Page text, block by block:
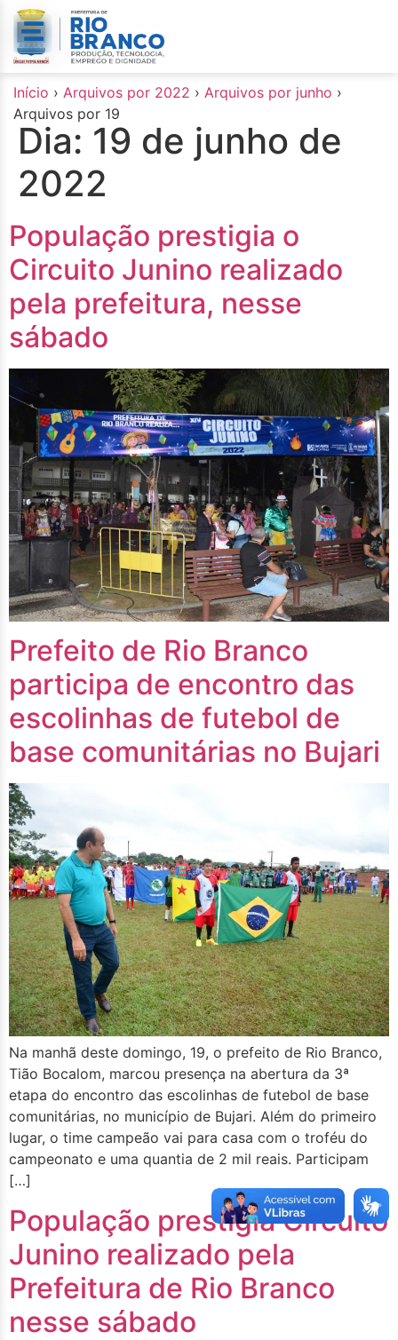
conteúdo
Início › Arquivos por 2022 › Arquivos por junho ›
Arquivos por 19
Dia: 19 de junho de
2022
População prestigia o
Circuito Junino realizado
pela prefeitura, nesse
sábado
Prefeito de Rio Branco
participa de encontro das
escolinhas de futebol de
base comunitárias no Bujari
Na manhã deste domingo, 19, o prefeito de Rio Branco,
Tião Bocalom, marcou presença na abertura da 3ª
etapa do encontro das escolinhas de futebol de base
comunitárias, no município de Bujari. Além do primeiro
lugar, o time campeão vai para casa com o troféu do
campeonato e uma quantia de 2 mil reais. Participam
[…]
População prestigia Circuito
Junino realizado pela
Prefeitura de Rio Branco
nesse sábado